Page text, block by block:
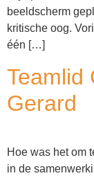
beeldscherm
kritische oog.
één […]
Teamlid
Gerard
Hoe was het om
in de